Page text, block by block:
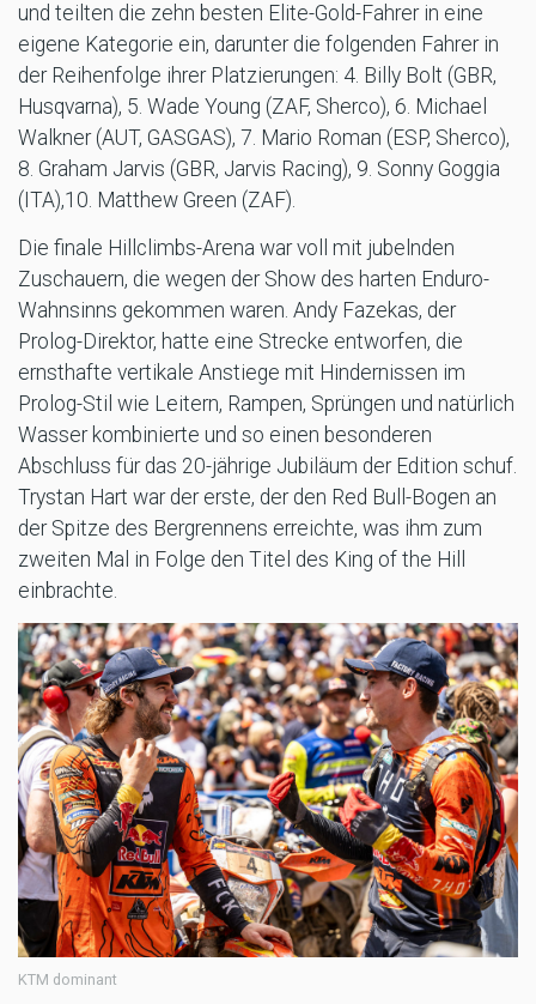
und teilten die zehn besten Elite-Gold-Fahrer in eine
eigene Kategorie ein, darunter die folgenden Fahrer in
der Reihenfolge ihrer Platzierungen: 4. Billy Bolt (GBR,
Husqvarna), 5. Wade Young (ZAF, Sherco), 6. Michael
Walkner (AUT, GASGAS), 7. Mario Roman (ESP, Sherco),
8. Graham Jarvis (GBR, Jarvis Racing), 9. Sonny Goggia
(ITA),10. Matthew Green (ZAF).
Die finale Hillclimbs-Arena war voll mit jubelnden
Zuschauern, die wegen der Show des harten Enduro-
Wahnsinns gekommen waren. Andy Fazekas, der
Prolog-Direktor, hatte eine Strecke entworfen, die
ernsthafte vertikale Anstiege mit Hindernissen im
Prolog-Stil wie Leitern, Rampen, Sprüngen und natürlich
Wasser kombinierte und so einen besonderen
Abschluss für das 20-jährige Jubiläum der Edition schuf.
Trystan Hart war der erste, der den Red Bull-Bogen an
der Spitze des Bergrennens erreichte, was ihm zum
zweiten Mal in Folge den Titel des King of the Hill
einbrachte.
KTM dominant